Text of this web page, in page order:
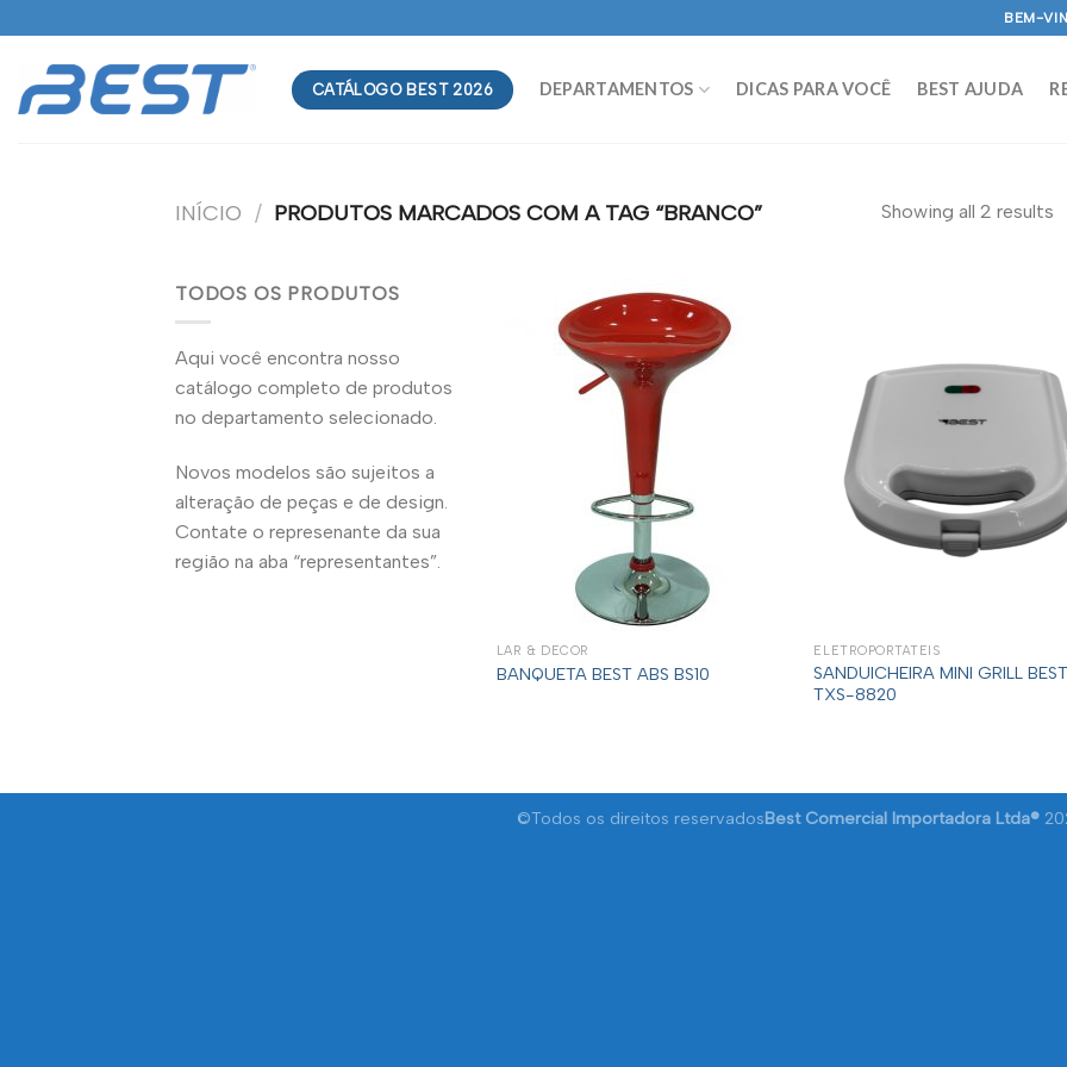
to
content
BEM-
CATÁLOGO BEST 2026 DEPARTAMENTOS DICAS PARA VOCÊ BEST AJUDA
INÍCIO / PRODUTOS MARCADOS COM A TAG “BRANCO” Showing all 2 results
TODOS OS PRODUTOS
Aqui você encontra nosso
catálogo completo de produtos
no departamento selecionado.
Novos modelos são sujeitos a
alteração de peças e de design.
Contate o represenante da sua
região na aba “representantes”.
LAR & DECOR
BANQUETA BEST ABS BS10
ELETROPORTÁTEIS
SANDUICHEIRA MINI GRILL
TXS-8820
©Todos os direitos reservadosBest Comercial Importadora Ltda®